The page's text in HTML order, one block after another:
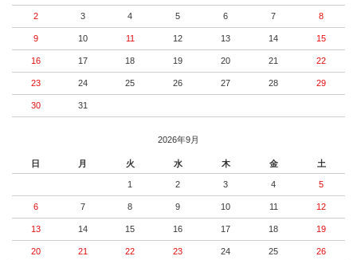
2 3 4 5 6 7 8
9 10 11 12 13 14 15
16 17 18 19 20 21 22
23 24 25 26 27 28 29
30 31
2026年9月
日 月 火 水 木 金 土
1 2 3 4 5
6 7 8 9 10 11 12
13 14 15 16 17 18 19
20 21 22 23 24 25 26